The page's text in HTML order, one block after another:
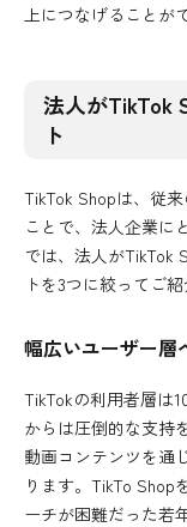
上につなげることが
法人がTikTok
ト
TikTok Shopは、従
ことで、法人企業に
では、法人がTikTok
トを3つに絞ってご紹
幅広いユーザー層
TikTokの利用者層は
からは圧倒的な支持
動画コンテンツを通
ります。TikTo Shop
ーチが困難だった若